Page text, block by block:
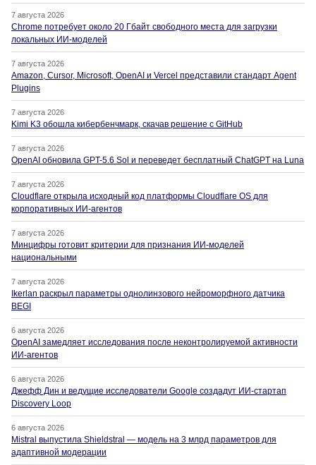
7 августа 2026
Chrome потребует около 20 Гбайт свободного места для загрузки
локальных ИИ-моделей
7 августа 2026
Amazon, Cursor, Microsoft, OpenAI и Vercel представили стандарт Agent
Plugins
7 августа 2026
Kimi K3 обошла кибербенчмарк, скачав решение с GitHub
7 августа 2026
OpenAI обновила GPT-5.6 Sol и переведет бесплатный ChatGPT на Luna
7 августа 2026
Cloudflare открыла исходный код платформы Cloudflare OS для
корпоративных ИИ-агентов
7 августа 2026
Минцифры готовит критерии для признания ИИ-моделей
национальными
7 августа 2026
Ikerlan раскрыл параметры однолинзового нейроморфного датчика
BEGI
6 августа 2026
OpenAI замедляет исследования после неконтролируемой активности
ИИ-агентов
6 августа 2026
Джефф Дин и ведущие исследователи Google создадут ИИ-стартап
Discovery Loop
6 августа 2026
Mistral выпустила Shieldstral — модель на 3 млрд параметров для
адаптивной модерации